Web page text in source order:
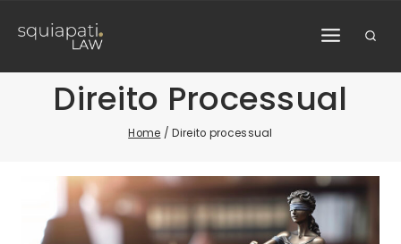
content
Direito Processual
Home / Direito processual